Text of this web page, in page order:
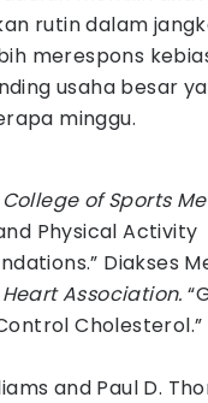
rutin dalam
merespons
usaha besar
minggu.
of Sports
Physical Activity
Diakses
Association.
Cholesterol.”
and Paul D.